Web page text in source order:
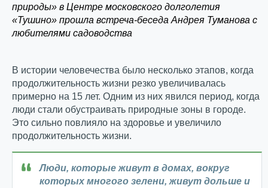
природы» в Центре московского долголетия
«Тушино» прошла встреча-беседа Андрея Туманова с
любителями садоводства
В истории человечества было несколько этапов, когда
продолжительность жизни резко увеличивалась
примерно на 15 лет. Одним из них явился период, когда
люди стали обустраивать природные зоны в городе.
Это сильно повлияло на здоровье и увеличило
продолжительность жизни.
Люди, которые живут в домах, вокруг
которых многого зелени, живут дольше и